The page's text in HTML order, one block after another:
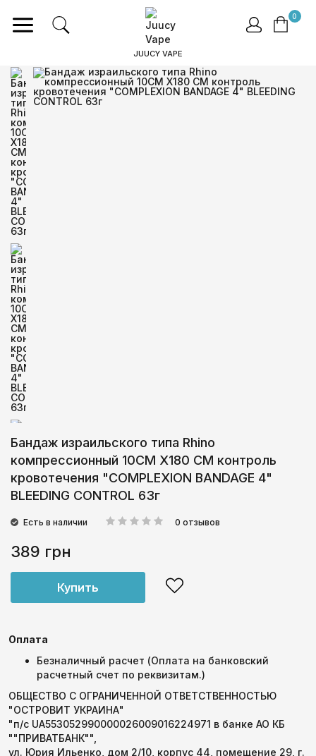
JUUCY VAPE
0
Бандаж израильского типа Rhino
компрессионный 10CM X180 CM контроль
кровотечения "COMPLEXION BANDAGE 4"
BLEEDING CONTROL 63г
Есть в наличии 0 отзывов
389 грн
Купить
Оплата
Безналичный расчет (Оплата на банковский
расчетный счет по реквизитам.)
ОБЩЕСТВО С ОГРАНИЧЕННОЙ ОТВЕТСТВЕННОСТЬЮ
"ОСТРОВИТ УКРАИНА"
"п/с UA553052990000026009016224971 в банке АО КБ
""ПРИВАТБАНК"",
ул. Юрия Ильенко, дом 2/10, корпус 44, помещение 29, г.